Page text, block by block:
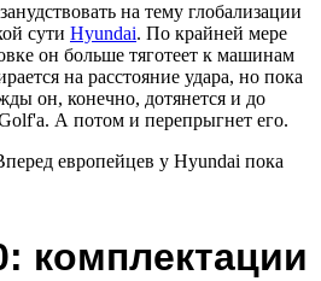
на тему глобализации
сути Hyundai. По крайней мере
он больше тяготеет к машинам
на расстояние удара, но пока
он, конечно, дотянется и до
А потом и перепрыгнет его.
европейцев у Hyundai пока
комплектации